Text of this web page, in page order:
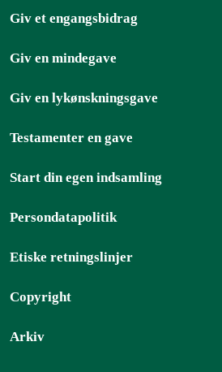
Giv et engangsbidrag
Giv en mindegave
Giv en lykønskningsgave
Testamenter en gave
Start din egen indsamling
Persondatapolitik
Etiske retningslinjer
Copyright
Arkiv